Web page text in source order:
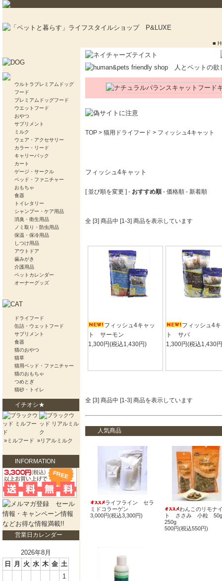
■
ウルトラプレミアムドッグ
フード
プレミアムドッグフード
ウエットフード
おやつ
サプリメント
ミルク
ウェア・アクセサリー
カラー・リード
キャリーバック
カート
ゲージ・サークル
ベッド・ファニチャー
おもちゃ
食器
トイレタリー
シャンプー・ケア用品
消臭・衛生用品
ノミ取り・防虫用品
保温・保冷用品
しつけ用品
アウトドア
歯みがき
介護用品
ペットカレンダー
オーナーグッズ
ドライフード
缶詰・ウェットフード
サプリメント
食器
猫のおやつ
猫草
猫用ベッド・ファニチャー
猫のおもちゃ
つめとぎ
猫砂・トイレ
イチオシ★
»ミルフード »リアルミルク
INFORMATION
営業日カレンダー
2026年8月
日
月 火 水 木 金 土
1
TOP > 猫用ドライフード > フィッシュ4キャット
フィッシュ4キャット
[ 並び順を変更 ] - おすすめ順 - 価格順 - 新着順
全 [3] 商品中 [1-3] 商品を表示しています
フィッシュ4キャッ
ト サーモン
1,300円(税込1,430円)
フィッシュ4
ト サバ
1,300円(税込1,430
全 [3] 商品中 [1-3] 商品を表示しています
人気商品
ライフライン セラ
ミドコラーゲン
3,000円(税込3,300円)
わんこのリモナ
ト ささみ 小粒
250g
500円(税込550円)